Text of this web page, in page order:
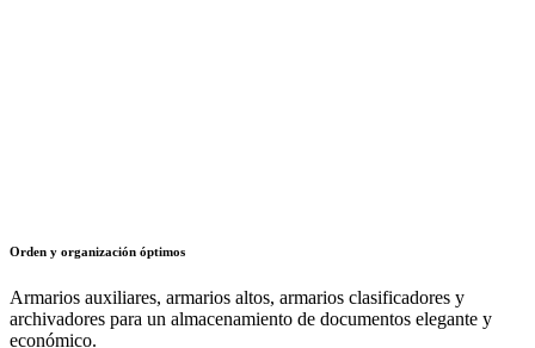
Orden y organización óptimos
Armarios auxiliares, armarios altos, armarios clasificadores y
archivadores para un almacenamiento de documentos elegante y
económico.